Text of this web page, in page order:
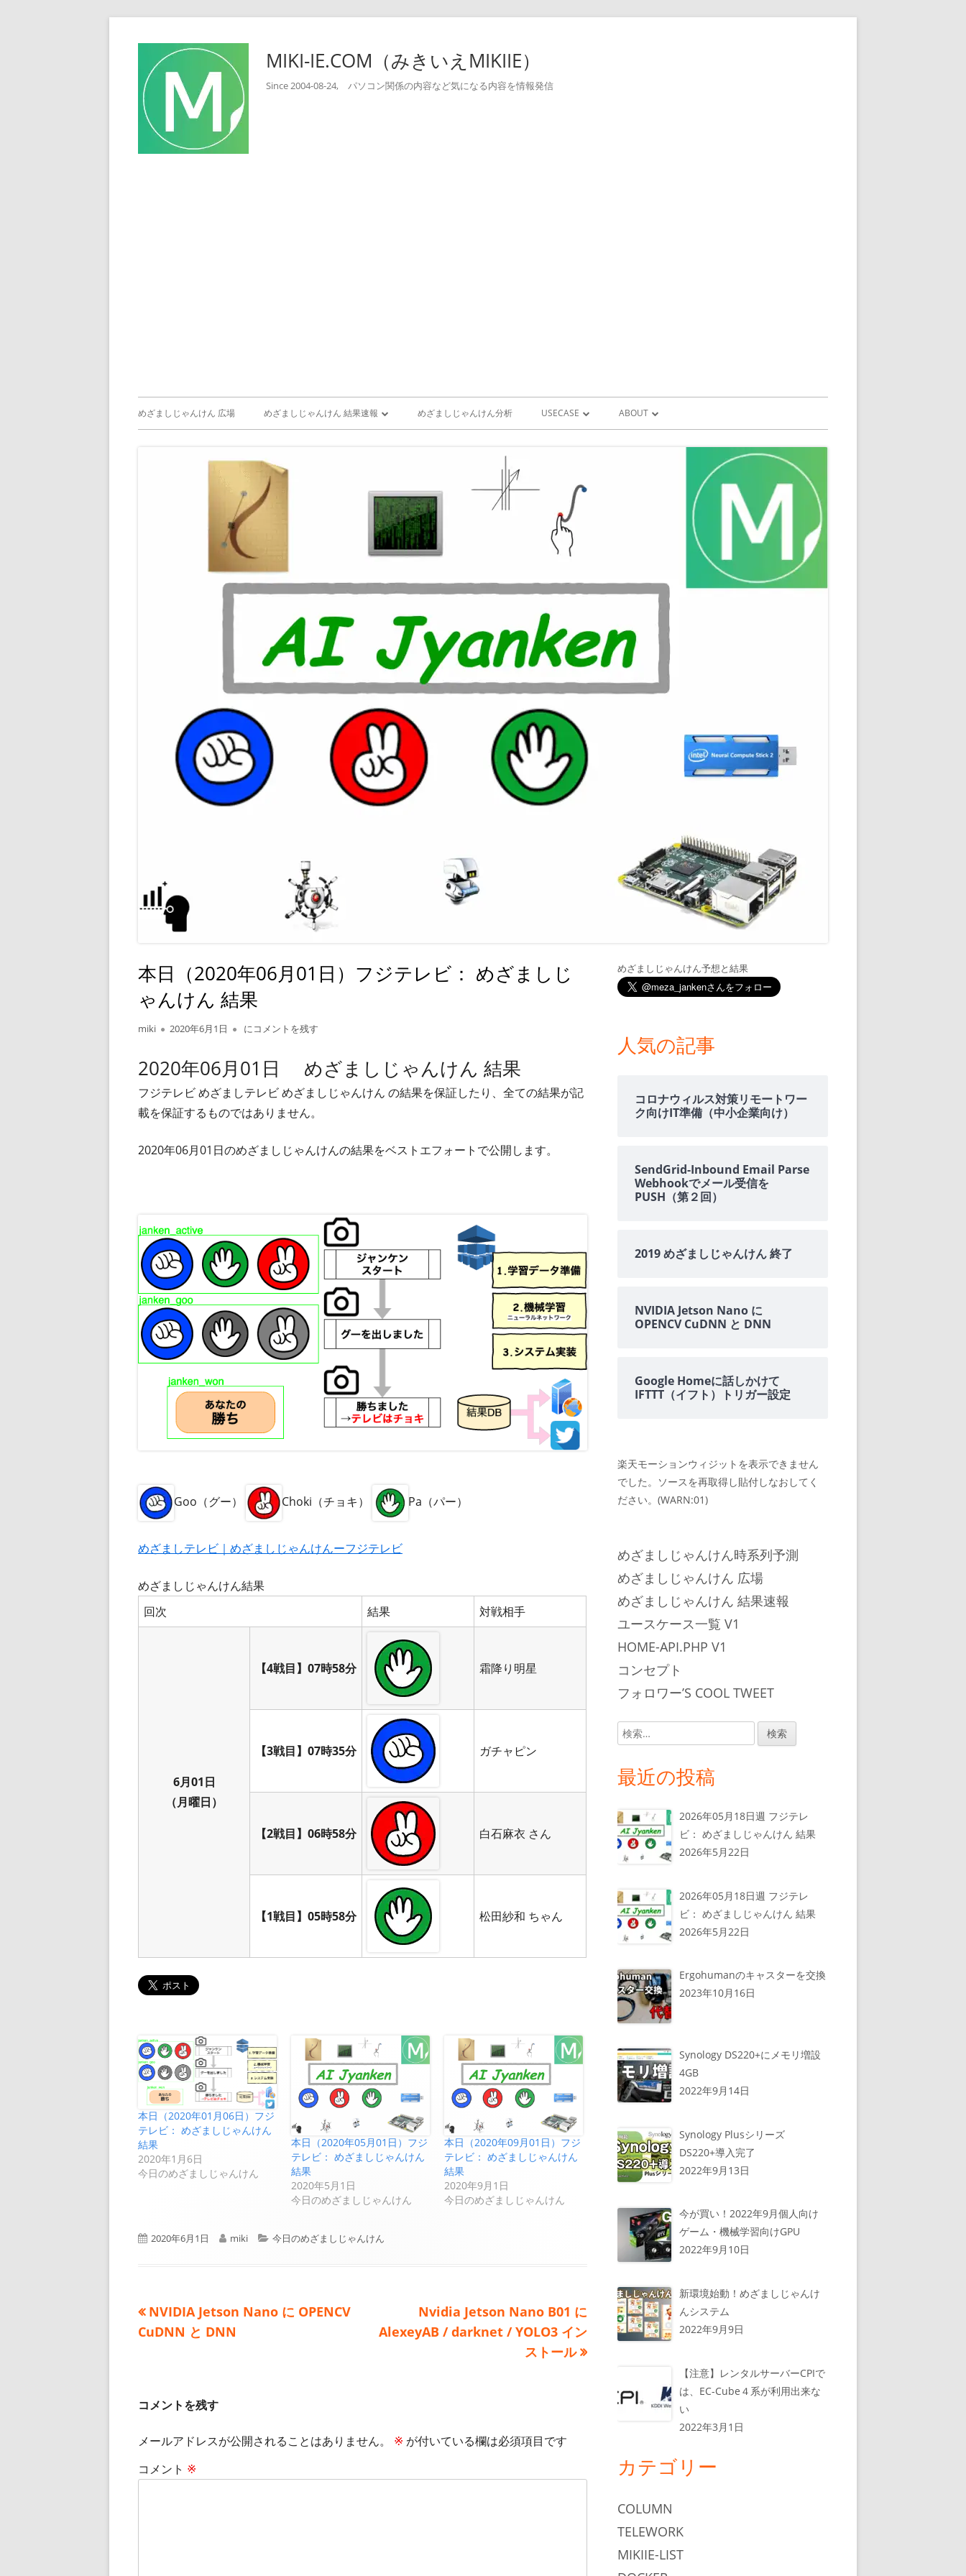
MIKI-IE.COM（みきいえMIKIIE）
Since 2004-08-24, パソコン関係の内容など気になる内容を情報発信
メ
めざましじゃんけん 広場 めざましじゃんけん 結果速報 めざましじゃんけん分析 USECASE
雨が降り出す前に通知①GOOGLE HOME
スピーカーとライン通知
GOOGLE HOME音声コマンドで、パソコ
GOOGLE HOME音声コマンドで、パソコ
ンを起動する
室温上昇（30℃）でLINE通知
室温上昇でパソコンシャットダウンと
LINE通知
電車遅延情報をGOOGLE HOME
NOTIFIERでアナウンス
他の部屋に連絡-BY-GOOGLE-HOME-
NOTIFIER
雨が降り出す前に通知②ピンポイント雨予
NATUREREMOAPIで蓄積する室温・湿
ABOUT
本日（2020年06月01日）フジテレビ： めざましじ
ゃんけん 結果
作
者
miki
公
日
2020年6月1日 本日（2020年06月01日）フジテレビ： めざましじゃんけん 結果
にコメントを残す
2020年06月01日 めざましじゃんけん 結果
フジテレビ めざましテレビ めざましじゃんけん の結果を保証したり、全ての結果が記
載を保証するものではありません。
2020年06月01日のめざましじゃんけんの結果をベストエフォートで公開します。
Goo（グー） Choki（チョキ） Pa（パー）
めざましテレビ｜めざましじゃんけんーフジテレビ
めざましじゃんけん結果
回次
結果 対戦相手
6月01日
（月曜日）
【4戦目】07時58分 霜降り明星
【3戦目】07時35分 ガチャピン
【2戦目】06時58分 白石麻衣 さん
【1戦目】05時58分 松田紗和 ちゃん
本日（2020年01月06日）フジ
テレビ： めざましじゃんけん
結果
2020年1月6日
今日のめざましじゃんけん
本日（2020年05月01日）フジ
テレビ： めざましじゃんけん
結果
2020年5月1日
今日のめざましじゃんけん
本日（2020年09月01日）フジ
テレビ： めざましじゃんけん
結果
2020年9月1日
今日のめざましじゃんけん
公
2020年6月1日
作
miki
カ
今日のめざましじゃんけん
投
ビ
ゲ
ー
前
の
NVIDIA Jetson Nano に OPENCV
CuDNN と DNN
次
の
Nvidia Jetson Nano B01 に
AlexeyAB / darknet / YOLO3 イン
ストール
コメントを残す
メールアドレスが公開されることはありません。 ※ が付いている欄は必須項目です
コメント ※
メ
ン
めざましじゃんけん予想と結果
人気の記事
コロナウィルス対策リモートワー
ク向けIT準備（中小企業向け）
SendGrid-Inbound Email Parse
Webhookでメール受信を
PUSH（第２回）
2019 めざましじゃんけん 終了
NVIDIA Jetson Nano に
OPENCV CuDNN と DNN
Google Homeに話しかけて
IFTTT（イフト）トリガー設定
楽天モーションウィジットを表示できません
でした。ソースを再取得し貼付しなおしてく
ださい。(WARN:01)
めざましじゃんけん時系列予測
めざましじゃんけん 広場
めざましじゃんけん 結果速報
ユースケース一覧 V1
HOME-API.PHP V1
コンセプト
フォロワー’S COOL TWEET
検
索:
最近の投稿
2026年05月18日週 フジテレ
ビ： めざましじゃんけん 結果
2026年5月22日
2026年05月18日週 フジテレ
ビ： めざましじゃんけん 結果
2026年5月22日
Ergohumanのキャスターを交換
2023年10月16日
Synology DS220+にメモリ増設
4GB
2022年9月14日
Synology Plusシリーズ
DS220+導入完了
2022年9月13日
今が買い！2022年9月個人向け
ゲーム・機械学習向けGPU
2022年9月10日
新環境始動！めざましじゃんけ
んシステム
2022年9月9日
【注意】レンタルサーバーCPIで
は、EC-Cube４系が利用出来な
い
2022年3月1日
カテゴリー
COLUMN
TELEWORK
MIKIIE-LIST